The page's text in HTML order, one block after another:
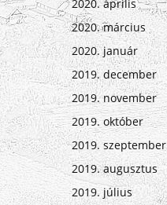
2020. április
2020. március
2020. január
2019. december
2019. november
2019. október
2019. szeptember
2019. augusztus
2019. július